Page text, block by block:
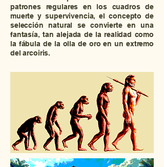
patrones regulares en los cuadros de
muerte y supervivencia, el concepto de
selección natural se convierte en una
fantasía, tan alejada de la realidad como
la fábula de la olla de oro en un extremo
del arcoiris.